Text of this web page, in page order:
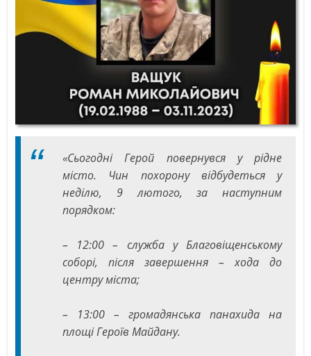
«Сьогодні Герой повернувся у рідне
місто. Чин похорону відбудеться у
неділю, 9 лютого, за наступним
порядком:
– 12:00 – служба у Благовіщенському
соборі, після завершення – хода до
центру міста;
– 13:00 – громадянська панахида на
площі Героїв Майдану.